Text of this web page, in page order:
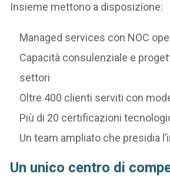
Insieme mettono a disposizione:
Managed services con NOC
Capacità consulenziale e
settori
Oltre 400 clienti serviti con
Più di 20 certificazioni
Un team ampliato che presidia
Un unico centro di